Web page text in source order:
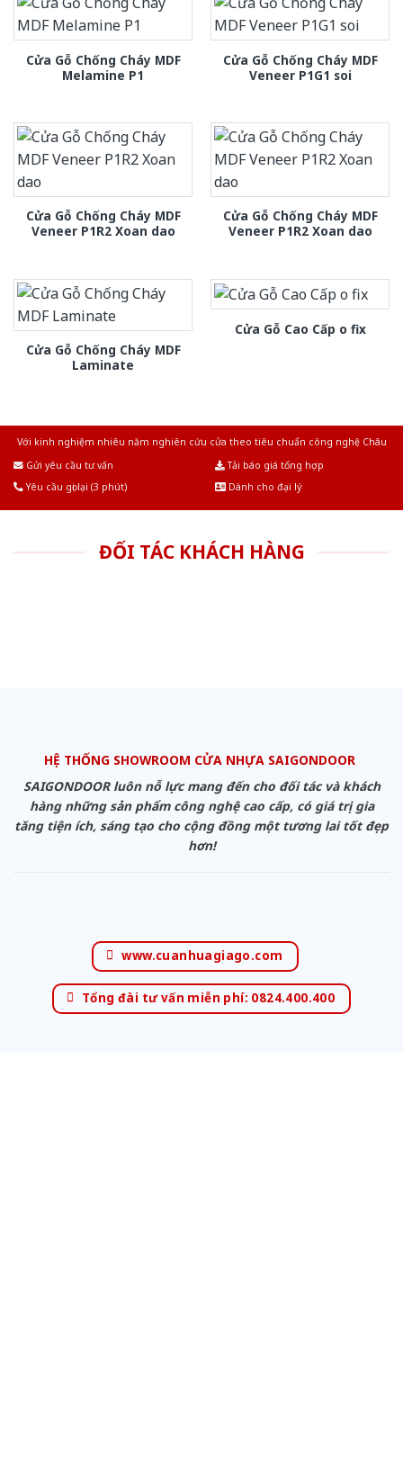
Cửa Gỗ Chống Cháy MDF
Melamine P1
Cửa Gỗ Chống Cháy MDF
Veneer P1G1 soi
Cửa Gỗ Chống Cháy MDF
Veneer P1R2 Xoan dao
Cửa Gỗ Chống Cháy MDF
Veneer P1R2 Xoan dao
Cửa Gỗ Chống Cháy MDF
Laminate
Cửa Gỗ Cao Cấp o fix
Với kinh nghiệm nhiêu năm nghiên cứu cửa theo tiêu chuẩn công nghệ Châu
Gửi yêu cầu tư vấn
Tải báo giá tổng hợp
Yêu cầu gọi lại (3 phút)
Dành cho đại lý
ĐỐI TÁC KHÁCH HÀNG
HỆ THỐNG SHOWROOM CỬA NHỰA SAIGONDOOR
SAIGONDOOR luôn nỗ lực mang đến cho đối tác và khách
hàng những sản phẩm công nghệ cao cấp, có giá trị gia
tăng tiện ích, sáng tạo cho cộng đồng một tương lai tốt đẹp
hơn!
www.cuanhuagiago.com
Tổng đài tư vấn miễn phí: 0824.400.400